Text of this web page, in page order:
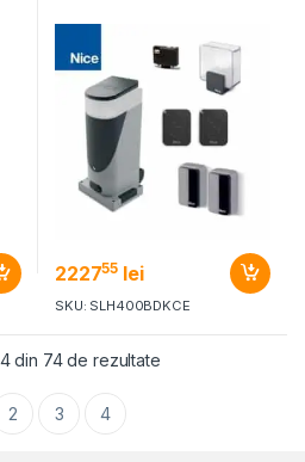
222755 lei
SKU: SLH400BDKCE
din 74 de rezultate
2 3 4